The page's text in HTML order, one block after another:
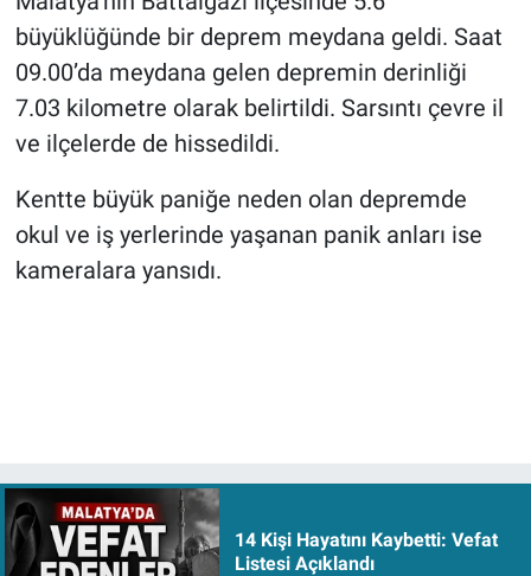
büyüklüğünde bir deprem meydana geldi. Saat
09.00’da meydana gelen depremin derinliği
7.03 kilometre olarak belirtildi. Sarsıntı çevre il
ve ilçelerde de hissedildi.
Kentte büyük paniğe neden olan depremde
okul ve iş yerlerinde yaşanan panik anları ise
kameralara yansıdı.
14 Kişi Hayatını Kaybetti: Vefat
Listesi Açıklandı